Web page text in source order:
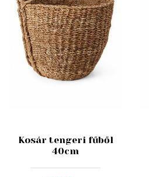
Kosár tengeri fűből
40cm